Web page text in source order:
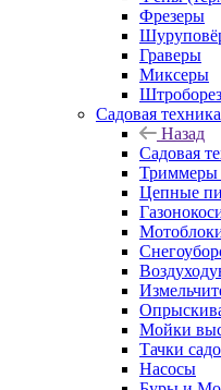
Фрезеры
Граверы
Миксеры
Садовая техника
Назад
Садовая
Триммеры
Цепные
Мойки
Тачки
Насосы